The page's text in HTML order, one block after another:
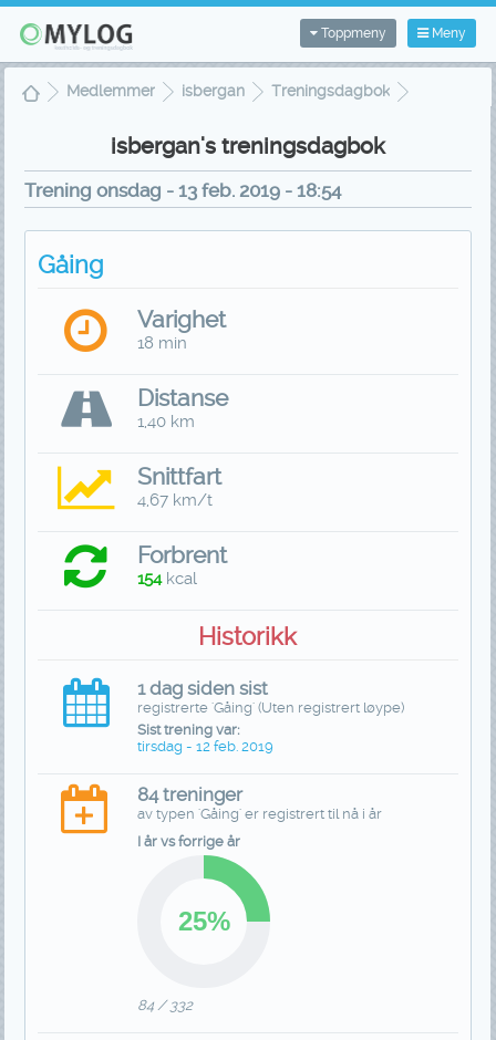
Meny
Toppmeny
Medlemmer isbergan
Treningsdagbok
isbergan's treningsdagbok
Trening onsdag - 13 feb. 2019 - 18:54
Gåing
Varighet
18 min
Distanse
1,40 km
Snittfart
4,67 km/t
Forbrent
154kcal
Historikk
1 dag siden sist
registrerte 'Gåing' (Uten registrert løype)
Sist trening var:
tirsdag - 12 feb. 2019
84 treninger
av typen 'Gåing' er registrert til nå i år
I år vs forrige år
84 / 332